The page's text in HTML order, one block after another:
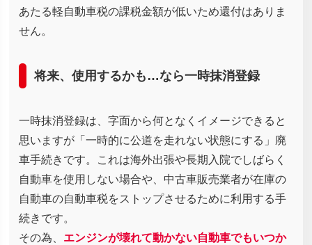
あたる軽自動車税の課税金額が低いため還付はありま
せん。
将来、使用するかも…なら一時抹消登録
一時抹消登録は、字面から何となくイメージできると
思いますが「一時的に公道を走れない状態にする」廃
車手続きです。これは海外出張や長期入院でしばらく
自動車を使用しない場合や、中古車販売業者が在庫の
自動車の自動車税をストップさせるために利用する手
続きです。
その為、 エンジンが壊れて動かない自動車でもいつか